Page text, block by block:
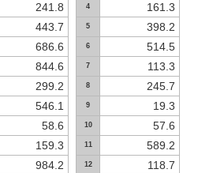
241.8
443.7
686.6
844.6
299.2
546.1
58.6
159.3
984.2
4 161.3
5 398.2
6 514.5
7 113.3
8 245.7
9 19.3
10 57.6
11 589.2
12 118.7